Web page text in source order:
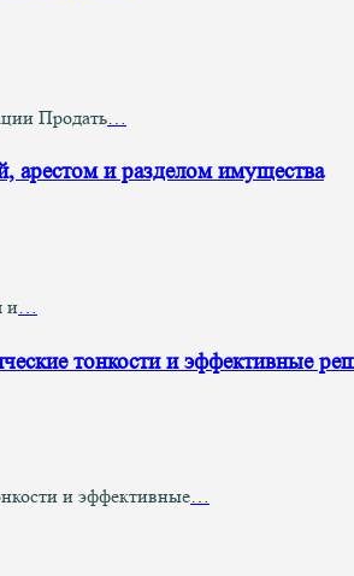
Продать
арестом и разделом имущества
и…
тонкости и эффективные
и эффективные…